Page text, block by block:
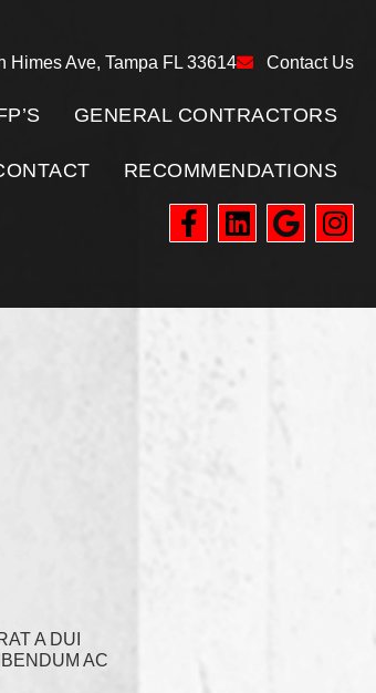
Himes Ave, Tampa FL 33614 Contact Us
GENERAL CONTRACTORS
RECOMMENDATIONS
A DUI
AC